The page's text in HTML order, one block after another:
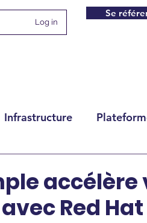
Log in
Se
Infrastructure
accélère
Red